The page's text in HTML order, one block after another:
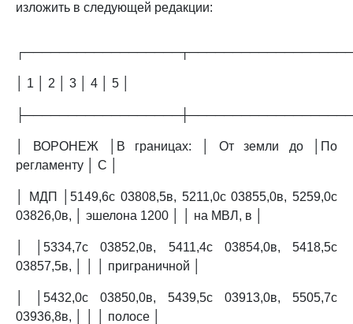
изложить в следующей редакции:
│ 1 │ 2 │ 3 │ 4 │ 5 │
│ ВОРОНЕЖ │В границах: │ От земли до │По
регламенту │ C │
│ МДП │5149,6с 03808,5в, 5211,0с 03855,0в, 5259,0с
03826,0в, │ эшелона 1200 │ │ на МВЛ, в │
│ │5334,7с 03852,0в, 5411,4с 03854,0в, 5418,5с
03857,5в, │ │ │ приграничной │
│ │5432,0с 03850,0в, 5439,5с 03913,0в, 5505,7с
03936,8в, │ │ │ полосе │